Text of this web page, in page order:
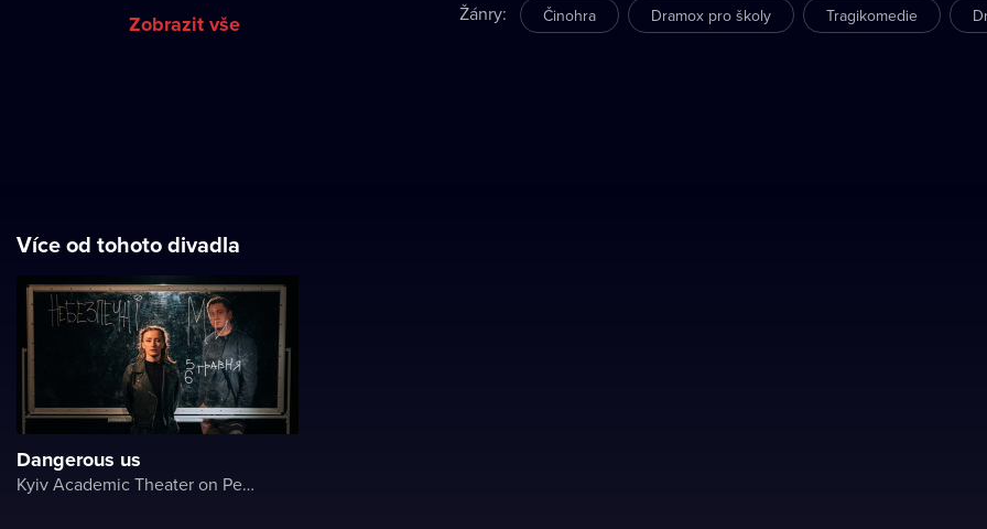
Žánry: Činohra Dramox pro školy Tragikomedie
Zobrazit vše
Více od tohoto divadla
Dangerous us
Kyiv Academic Theater on Pechersk